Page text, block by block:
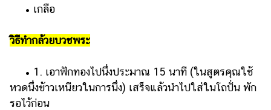
• เกลือ
วิธีทำกล้วยบวชพระ
• 1. เอาฟักทองไปนึ่งประมาณ 15 นาที (ในสูตรคุณใช้
หวดนึ่งข้าวเหนียวในการนึ่ง) เสร็จแล้วนำไปใส่ในโถปั่น พัก
รอไว้ก่อน